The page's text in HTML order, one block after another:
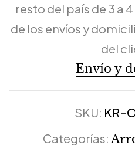
resto del país de 3 a
de los envíos y
del
Envío y
SKU: KR-
Categorías: